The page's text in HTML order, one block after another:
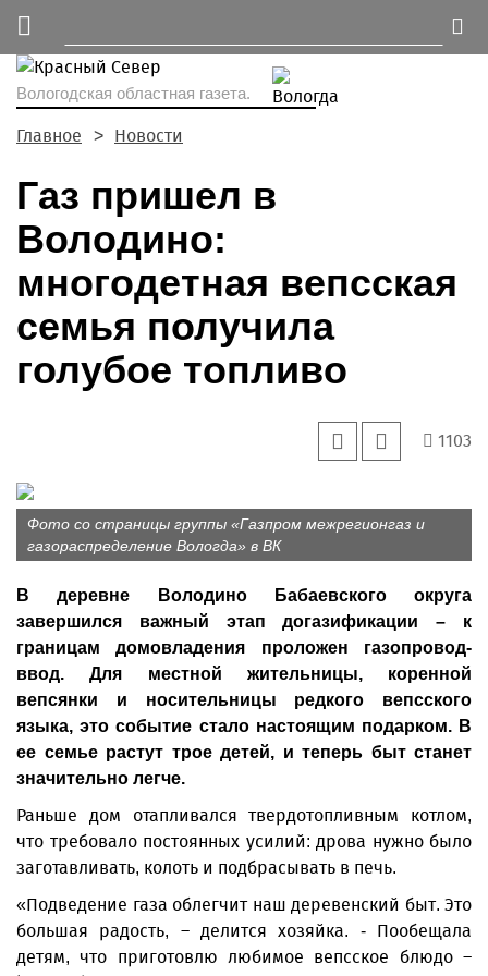
Вологодская областная газета.
Главное Новости
Газ пришел в
Володино:
многодетная вепсская
семья получила
голубое топливо
1103
Фото со страницы группы «Газпром межрегионгаз и
газораспределение Вологда» в ВК
В деревне Володино Бабаевского округа
завершился важный этап догазификации – к
границам домовладения проложен газопровод-
ввод. Для местной жительницы, коренной
вепсянки и носительницы редкого вепсского
языка, это событие стало настоящим подарком. В
ее семье растут трое детей, и теперь быт станет
значительно легче.
Раньше дом отапливался твердотопливным котлом,
что требовало постоянных усилий: дрова нужно было
заготавливать, колоть и подбрасывать в печь.
«Подведение газа облегчит наш деревенский быт. Это
большая радость, – делится хозяйка. - Пообещала
детям, что приготовлю любимое вепсское блюдо –